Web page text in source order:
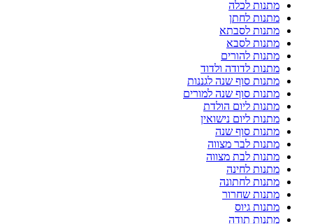
מתנות לכלה
מתנות לחתן
מתנות לסבתא
מתנות לסבא
מתנות להורים
מתנות לדודה ולדוד
מתנות סוף שנה לגננות
מתנות סוף שנה למורים
מתנות ליום הולדת
מתנות ליום נישואין
מתנות סוף שנה
מתנות לבר מצווה
מתנות לבת מצווה
מתנות לחינה
מתנות לחתונה
מתנות שחרור
מתנות גיוס
מתנות תודה